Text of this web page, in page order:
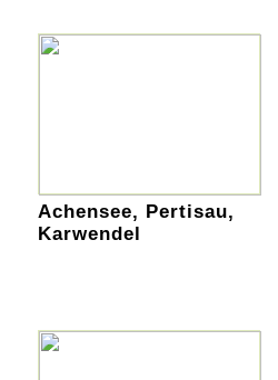
Achensee, Pertisau,
Karwendel